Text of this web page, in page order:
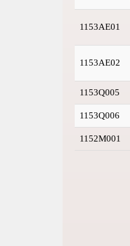
1153AE01
1153AE02
1153Q005
1153Q006
1152M001